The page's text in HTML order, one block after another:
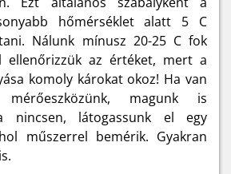
hőmérséklet alatt 5 C
Nálunk mínusz 20-25 C fok
ellenőrizzük az értéket, mert a
komoly károkat okoz! Ha van
magunk is
nincsen, látogassunk el egy
műszerrel bemérik. Gyakran